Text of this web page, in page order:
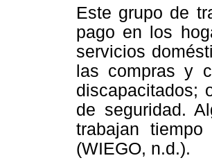
Este grupo de
pago en los
servicios
las compras y
discapacitados;
de seguridad.
trabajan
(WIEGO, n.d.).